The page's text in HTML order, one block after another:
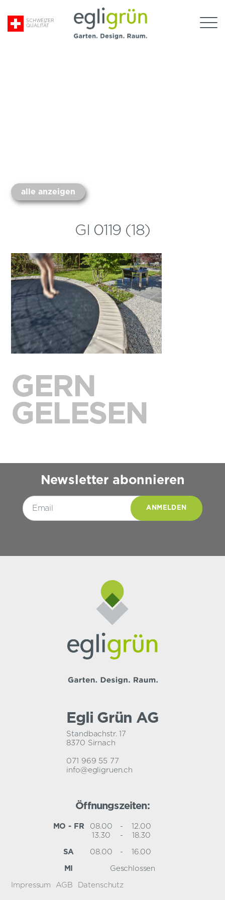
SCHWEIZER
QUALITÄT
alle anzeigen
GI 0119 (18)
GERN
GELESEN
Newsletter abonnieren
Please leave this field empty.
Egli Grün AG
Standbachstr. 17
8370 Sirnach
071 969 55 77
info@egligruen.ch
Öffnungszeiten:
MO - FR 08.00 -
12.00
13.30
- 18.30
SA 08.00 - 16.00
MI Geschlossen
Impressum AGB Datenschutz